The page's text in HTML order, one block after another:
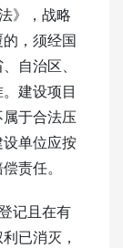
》，战略
，须经国
自治区、
建设项目
于合法压
单位应按
责任。
记且在有
已消灭，